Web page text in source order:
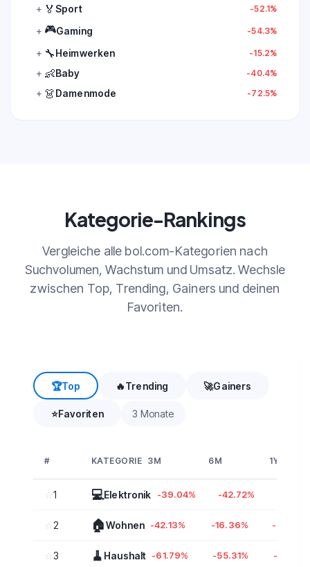
+ 🏅 Sport -52.1%
+ 🎮Gaming -54.3%
+ 🔧Heimwerken -15.2%
+ 👶Baby -40.4%
+ 👗Damenmode -72.5%
Kategorie-Rankings
Vergleiche alle bol.com-Kategorien nach
Suchvolumen, Wachstum und Umsatz. Wechsle
zwischen Top, Trending, Gainers und deinen
Favoriten.
🏆Top 🔥Trending 🚀Gainers
⭐Favoriten 3 Monate
# KATEGORIE 3M 6M 1Y
☆1 💻Elektronik -39.04% -42.72%
☆ 2 🏠Wohnen -42.13% -16.36% -21.86%
☆3 🧹 Haushalt -61.79% -55.31% -